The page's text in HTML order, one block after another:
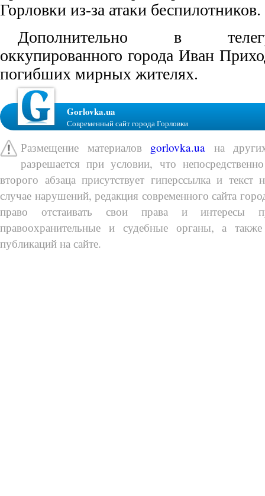
Горловки из-за атаки беспилотников.
Дополнительно в
оккупированного города Иван
погибших мирных жителях.
Gorlovka.ua
Современный сайт города Горловки
Размещение материалов gorlovka.ua на
разрешается при условии, что
второго абзаца присутствует гиперссылка и
случае нарушений, редакция современного сайта
право отстаивать свои права и интересы
правоохранительные и судебные органы, а
публикаций на сайте.